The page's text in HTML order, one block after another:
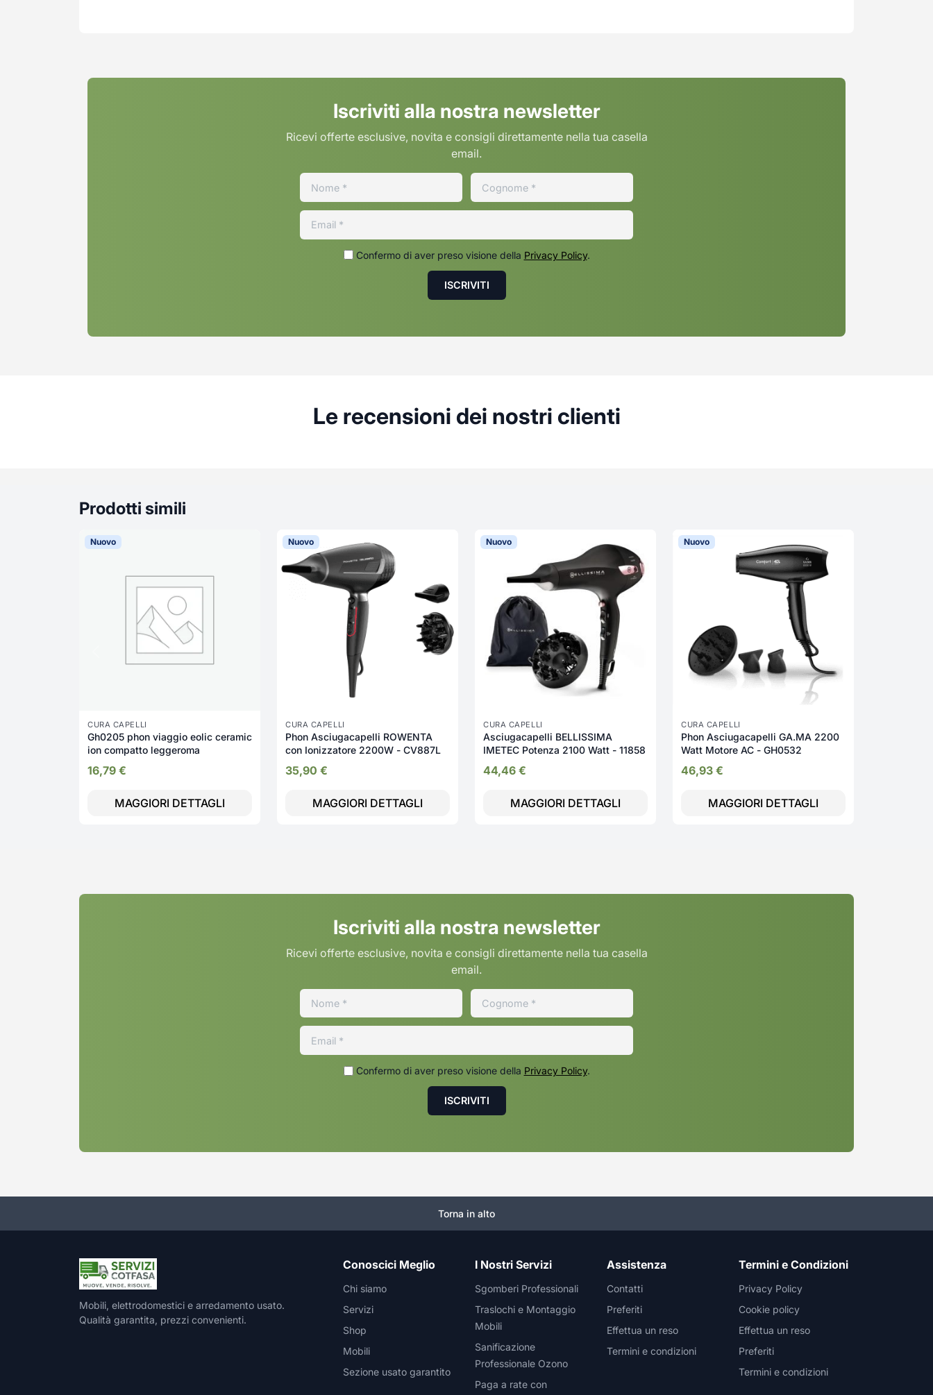
Iscriviti alla nostra newsletter
Ricevi offerte esclusive, novita e consigli direttamente nella tua casella
email.
Confermo di aver preso visione della Privacy Policy.
Le recensioni dei nostri clienti
Prodotti simili
Nuovo
CURA CAPELLI
Gh0205 phon viaggio eolic ceramic
ion compatto leggeroma
16,79 €
MAGGIORI DETTAGLI
Nuovo
CURA CAPELLI
Phon Asciugacapelli ROWENTA
con Ionizzatore 2200W - CV887L
35,90 €
MAGGIORI DETTAGLI
Nuovo
CURA CAPELLI
Asciugacapelli BELLISSIMA
IMETEC Potenza 2100 Watt - 11858
44,46 €
MAGGIORI DETTAGLI
Nuovo
CURA CAPELLI
Phon Asciugacapelli GA.MA 2200
Watt Motore AC - GH0532
46,93 €
MAGGIORI DETTAGLI
Iscriviti alla nostra newsletter
Ricevi offerte esclusive, novita e consigli direttamente nella tua casella
email.
Confermo di aver preso visione della Privacy Policy.
Torna in alto
Mobili, elettrodomestici e arredamento usato.
Qualità garantita, prezzi convenienti.
Conoscici Meglio
Chi siamo
Servizi
Shop
Mobili
Sezione usato garantito
I Nostri Servizi
Sgomberi Professionali
Traslochi e Montaggio
Mobili
Sanificazione
Professionale Ozono
Paga a rate con
Assistenza
Contatti
Preferiti
Effettua un reso
Termini e condizioni
Termini e Condizioni
Privacy Policy
Cookie policy
Effettua un reso
Preferiti
Termini e condizioni